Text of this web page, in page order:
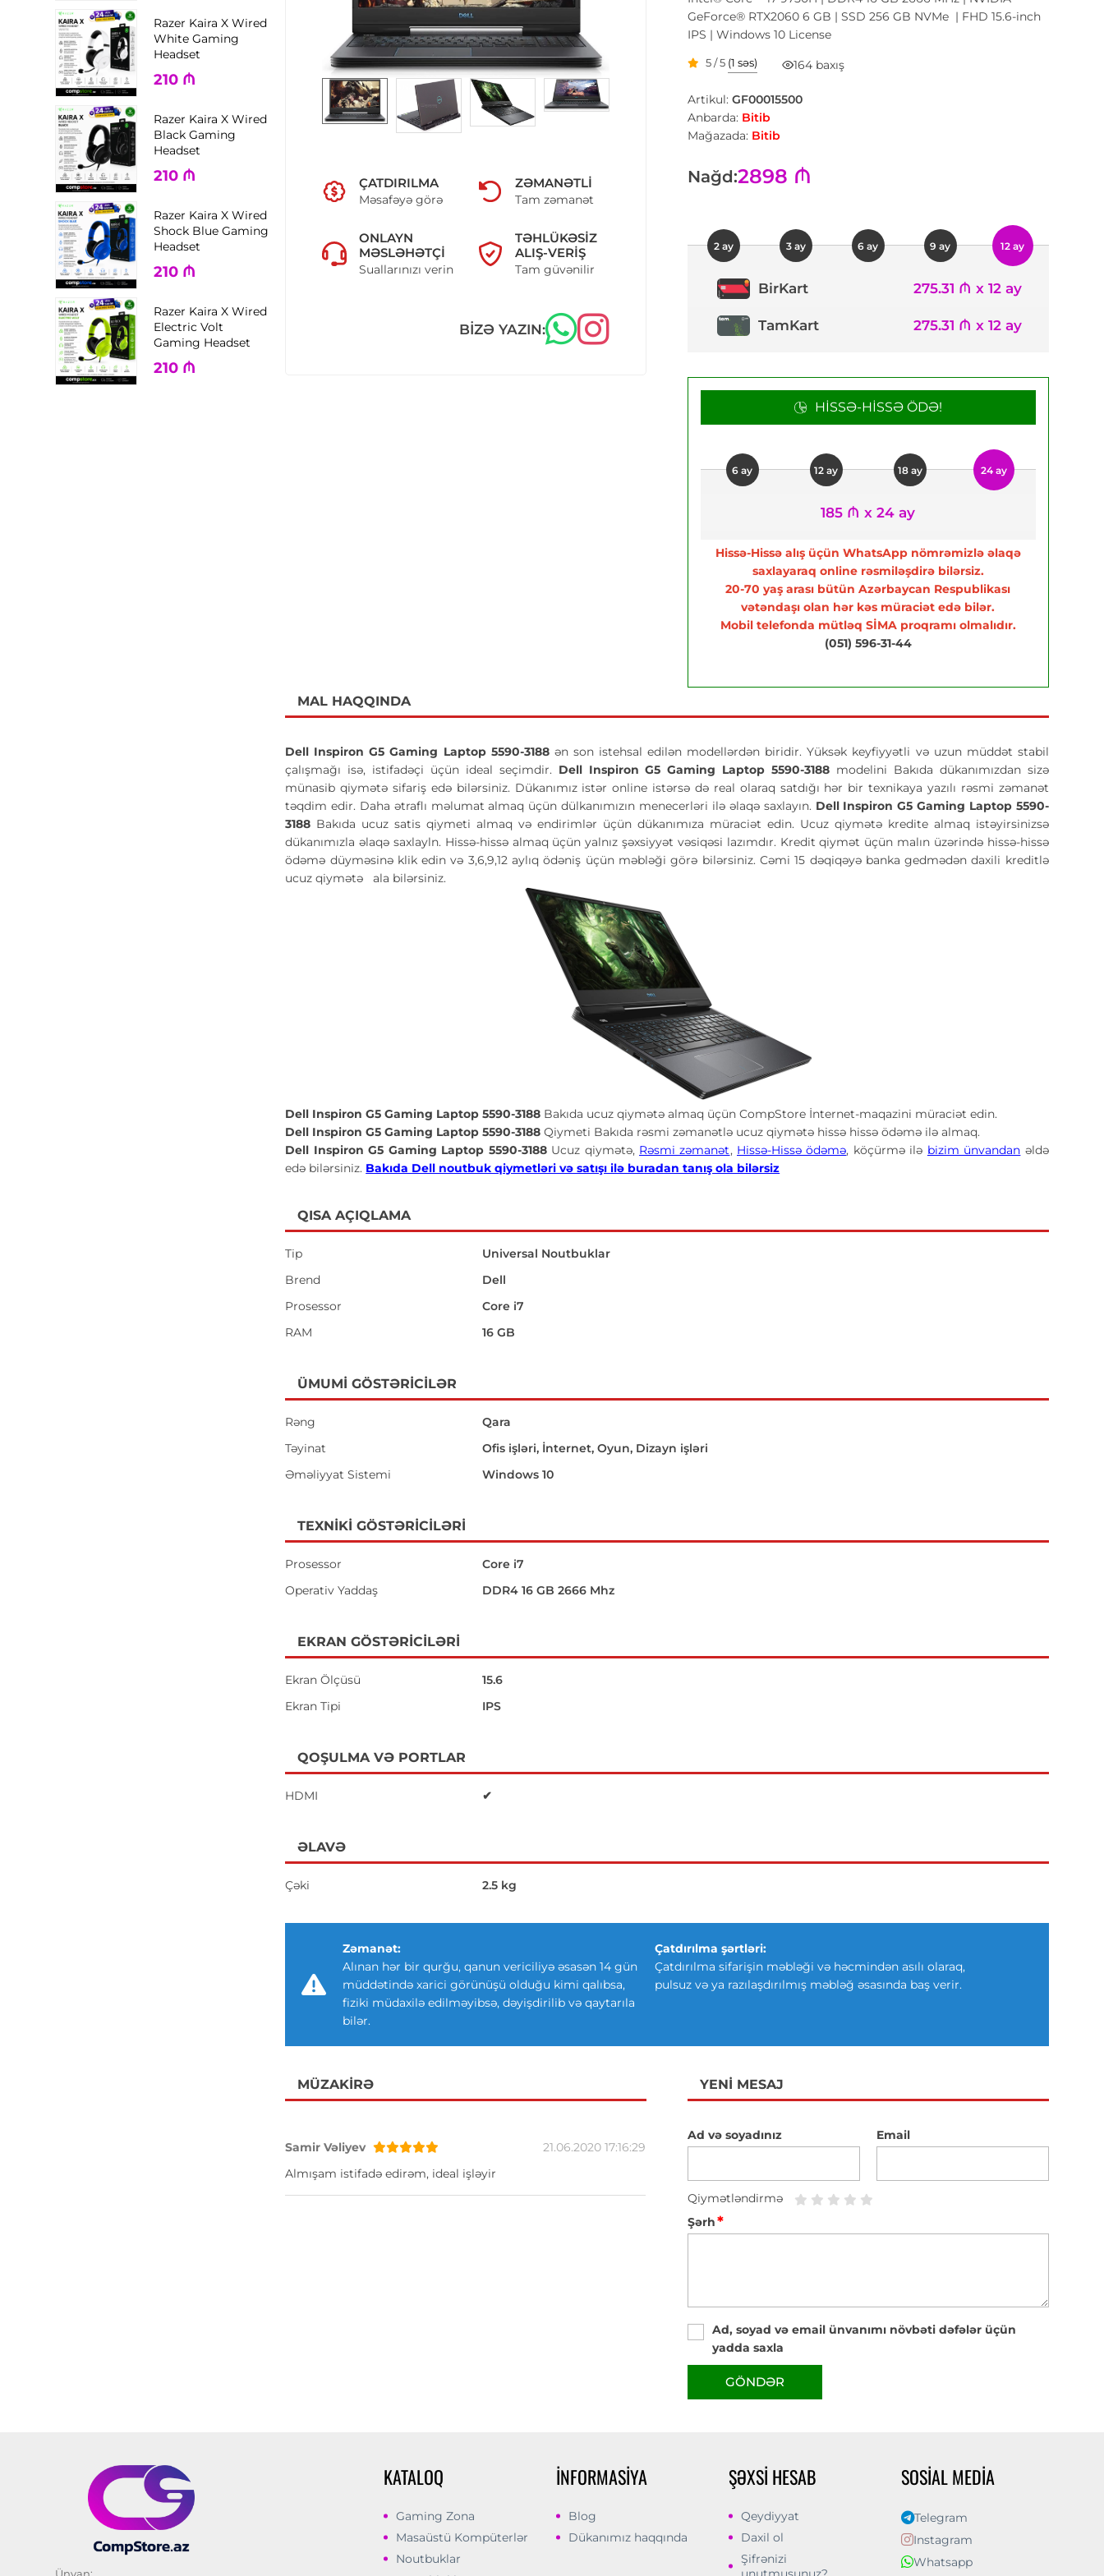
Razer Kaira X Wired
White Gaming
Headset
210 ₼
Razer Kaira X Wired
Black Gaming
Headset
210 ₼
Razer Kaira X Wired
Shock Blue Gaming
Headset
210 ₼
Razer Kaira X Wired
Electric Volt
Gaming Headset
210 ₼
ÇATDIRILMA
Məsafəyə görə
ZƏMANƏTLI
Tam zəmanət
ONLAYN
MƏSLƏHƏTÇI
Suallarınızı verin
TƏHLÜKƏSIZ
ALIŞ-VERIŞ
Tam güvənilir
BIZƏ YAZIN:
GeForce® RTX2060 6 GB | SSD 256 GB NVMe | FHD 15.6-inch
IPS | Windows 10 License
5 / 5 (1 səs) 164 baxış
Artikul: GF00015500
Anbarda: Bitib
Mağazada: Bitib
Nağd:2898 ₼
2 ay 3 ay 6 ay 9 ay 12 ay
BirKart 275.31 ₼ x 12 ay
TamKart 275.31 ₼ x 12 ay
HISSƏ-HISSƏ ÖDƏ!
6 ay 12 ay 18 ay 24 ay
185 ₼ x 24 ay
Hissə-Hissə alış üçün WhatsApp nömrəmizlə əlaqə
saxlayaraq online rəsmiləşdirə bilərsiz.
20-70 yaş arası bütün Azərbaycan Respublikası
vətəndaşı olan hər kəs müraciət edə bilər.
Mobil telefonda mütləq SİMA proqramı olmalıdır.
(051) 596-31-44
MAL HAQQINDA
Dell Inspiron G5 Gaming Laptop 5590-3188 ən son istehsal edilən modellərdən biridir. Yüksək keyfiyyətli və uzun müddət stabil
çalışmağı isə, istifadəçi üçün ideal seçimdir. Dell Inspiron G5 Gaming Laptop 5590-3188 modelini Bakıda dükanımızdan sizə
münasib qiymətə sifariş edə bilərsiniz. Dükanımız istər online istərsə də real olaraq satdığı hər bir texnikaya yazılı rəsmi zəmanət
təqdim edir. Daha ətraflı məlumat almaq üçün dülkanımızın menecerləri ilə əlaqə saxlayın. Dell Inspiron G5 Gaming Laptop 5590-
3188 Bakıda ucuz satis qiymeti almaq və endirimlər üçün dükanımıza müraciət edin. Ucuz qiymətə kredite almaq istəyirsinizsə
dükanımızla əlaqə saxlayln. Hissə-hissə almaq üçün yalnız şəxsiyyət vəsiqəsi lazımdır. Kredit qiymət üçün malın üzərində hissə-hissə
ödəmə düyməsinə klik edin və 3,6,9,12 aylıq ödəniş üçün məbləği görə bilərsiniz. Cəmi 15 dəqiqəyə banka gedmədən daxili kreditlə
ucuz qiymətə
ala bilərsiniz.
Dell Inspiron G5 Gaming Laptop 5590-3188 Bakıda ucuz qiymətə almaq üçün CompStore İnternet-maqazini müraciət edin.
Dell Inspiron G5 Gaming Laptop 5590-3188Qiymeti Bakıda rəsmi zəmanətlə ucuz qiymətə hissə hissə ödəmə ilə almaq.
Dell Inspiron G5 Gaming Laptop 5590-3188 Ucuz qiymətə, Rəsmi zəmanət, Hissə-Hissə ödəmə, köçürmə ilə bizim ünvandan əldə
edə bilərsiniz. Bakıda Dell noutbuk qiymetləri və satışı ilə buradan tanış ola bilərsiz
QISA AÇIQLAMA
Tip
Universal Noutbuklar
Brend
Dell
Prosessor
Core i7
RAM
16 GB
ÜMUMI GÖSTƏRICILƏR
Rəng
Qara
Təyinat
Ofis işləri, İnternet, Oyun, Dizayn işləri
Əməliyyat Sistemi
Windows 10
TEXNIKI GÖSTƏRICILƏRI
Prosessor
Core i7
Operativ Yaddaş
DDR4 16 GB 2666 Mhz
EKRAN GÖSTƏRICILƏRI
Ekran Ölçüsü
15.6
Ekran Tipi
IPS
QOŞULMA VƏ PORTLAR
HDMI ✔
ƏLAVƏ
Çəki 2.5 kg
Zəmanət:
Alınan hər bir qurğu, qanun vericiliyə əsasən 14 gün
müddətində xarici görünüşü olduğu kimi qalıbsa,
fiziki müdaxilə edilməyibsə, dəyişdirilib və qaytarıla
bilər.
Çatdırılma şərtləri:
Çatdırılma sifarişin məbləği və həcmindən asılı olaraq,
pulsuz və ya razılaşdırılmış məbləğ əsasında baş verir.
MÜZAKIRƏ
Samir Vəliyev
21.06.2020 17:16:29
Almışam istifadə edirəm, ideal işləyir
YENI MESAJ
Ad və soyadınız Email
Qiymətləndirmə
Şərh*
Ad, soyad və email ünvanımı növbəti dəfələr üçün
yadda saxla
GÖNDƏR
KATALOQ
Gaming Zona
Masaüstü Kompüterlər
Noutbuklar
İNFORMASIYA
Blog
Dükanımız haqqında
ŞƏXSI HESAB
Qeydiyyat
Daxil ol
Şifrənizi
SOSIAL MEDIA
Telegram
Instagram
Whatsapp